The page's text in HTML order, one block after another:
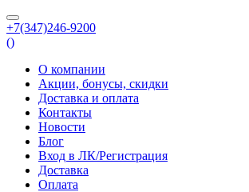
+7(347)246-9200
()
О компании
Акции, бонусы, скидки
Доставка и оплата
Контакты
Новости
Блог
Вход в ЛК/Регистрация
Доставка
Оплата